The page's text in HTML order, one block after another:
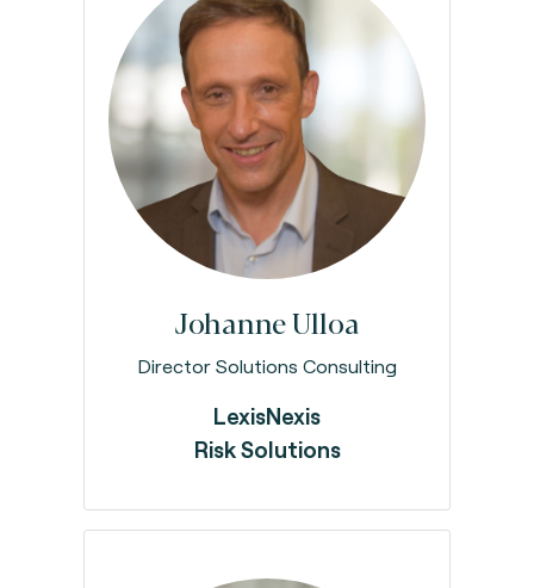
JohanneUlloa
Director Solutions Consulting
LexisNexis
Risk Solutions